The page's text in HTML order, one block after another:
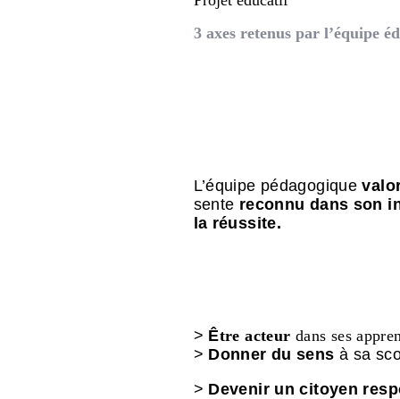
3 axes retenus par l’équipe
L’équipe pédagogique
sente reconnu dans son
la réussite.
> Être acteur dans ses
> Donner du sens à sa
> Devenir un citoyen